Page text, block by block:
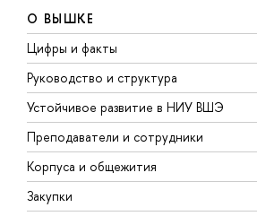
О ВЫШКЕ
Цифры и факты
Руководство и структура
Устойчивое развитие в НИУ ВШЭ
Преподаватели и сотрудники
Корпуса и общежития
Закупки